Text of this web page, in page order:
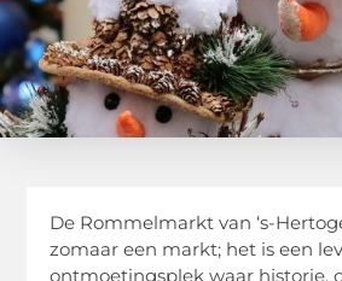
De Rommelmarkt van ‘s-
zomaar een markt; het is een
ontmoetingsplek waar historie,